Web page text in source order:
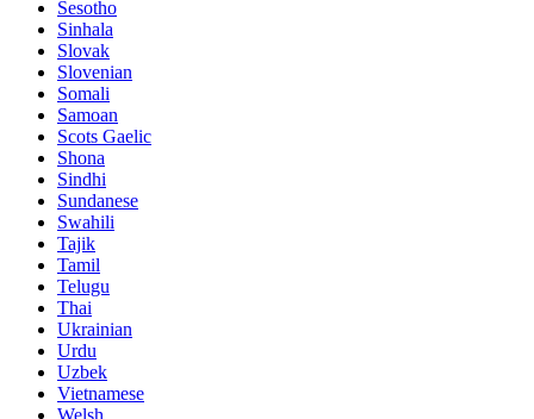
Sesotho
Sinhala
Slovak
Slovenian
Somali
Samoan
Scots Gaelic
Shona
Sindhi
Sundanese
Swahili
Tajik
Tamil
Telugu
Thai
Ukrainian
Urdu
Uzbek
Vietnamese